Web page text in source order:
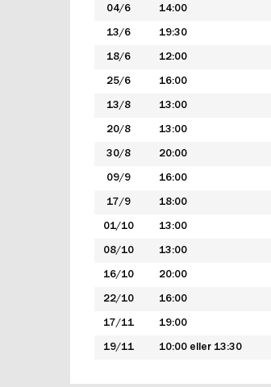
04/6 14:00
13/6 19:30
18/6 12:00
25/6 16:00
13/8 13:00
20/8 13:00
30/8 20:00
09/9 16:00
17/9 18:00
01/10 13:00
08/10 13:00
16/10 20:00
22/10 16:00
17/11 19:00
19/11 10:00 eller 13:30